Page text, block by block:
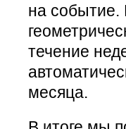
на событие.
течение
месяца.